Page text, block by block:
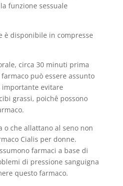
funzione sessuale
è disponibile in compresse
circa 30 minuti prima
può essere assunto
importante evitare
grassi, poichê possono
o che allattano al seno non
Cialis per donne.
farmaci a base di
di pressione sanguigna
questo farmaco.